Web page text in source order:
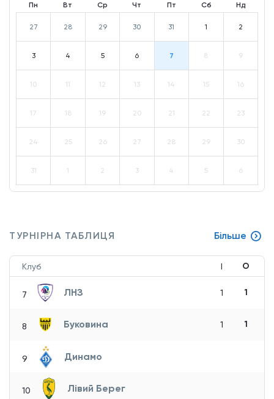
Пн Вт Ср Чт Пт Сб Нд
27 28 29 30 31 1 2
3 4 5 6 7 8 9
10 11 12 13 14 15 16
17 18 19 20 21 22 23
24 25 26 27 28 29 30
31 1 2 3 4 5 6
ТУРНІРНА ТАБЛИЦЯ Більше
Клуб І О
7 ЛНЗ 1 1
8 Буковина 1 1
9 Динамо
10 Лівий Берег